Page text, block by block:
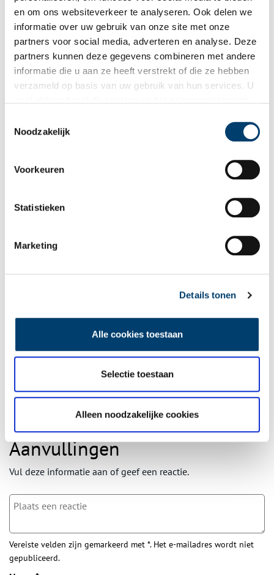
en om ons websiteverkeer te analyseren. Ook delen we
informatie over uw gebruik van onze site met onze
partners voor social media, adverteren en analyse. Deze
partners kunnen deze gegevens combineren met andere
informatie die u aan ze heeft verstrekt of die ze hebben
verzameld op basis van uw gebruik van hun services. U
Noodzakelijk
Voorkeuren
Statistieken
Marketing
Details tonen
Alle cookies toestaan
Selectie toestaan
Alleen noodzakelijke cookies
Tuinvrijwilligers aan het werk in de kasteeltuinen. Foto: Guillaume Groen.
Met deze verwerving versterkt het Rijksmuseum Muiderslot niet
alleen zijn collectie, maar ook de relatie tussen historische kennis
en hedendaagse praktijk in de kasteeltuinen.
laatste erfgoednieuws? Schrijf u dan nu in voor onze
Bij inschrijving gaat u akkoord met ons
Aanvullingen
Vul deze informatie aan of geef een reactie.
Vereiste velden zijn gemarkeerd met *. Het e-mailadres wordt niet
gepubliceerd.